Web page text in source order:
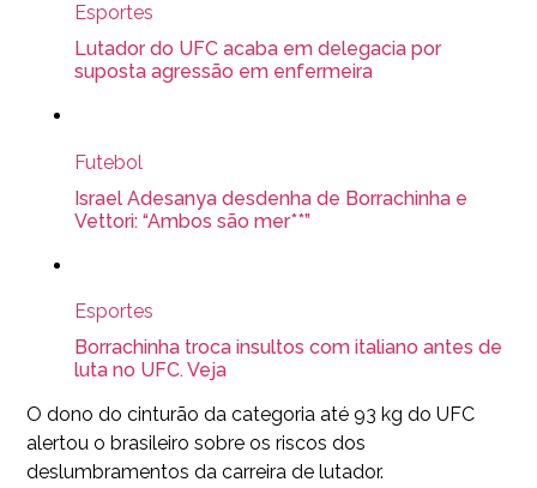
Esportes
Lutador do UFC acaba em delegacia por
suposta agressão em enfermeira
Futebol
Israel Adesanya desdenha de Borrachinha e
Vettori: “Ambos são mer**”
Esportes
Borrachinha troca insultos com italiano antes de
luta no UFC. Veja
O dono do cinturão da categoria até 93 kg do UFC
alertou o brasileiro sobre os riscos dos
deslumbramentos da carreira de lutador.